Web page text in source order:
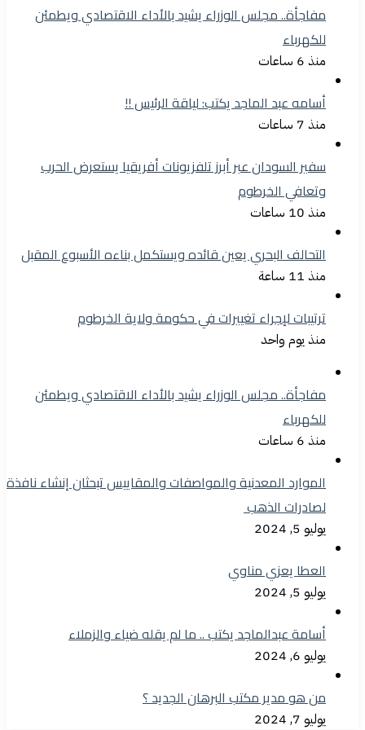
مفاجأة.. مجلس الوزراء يشيد بالأداء الاقتصادي ويطمئن
للكهرباء
منذ 6 ساعات
أسامه عبد الماجد يكتب: لياقة الرئيس !!
منذ 7 ساعات
سفير السودان عبر أبرز تلفزيونات أفريقيا يستعرض الحرب
وتعافي الخرطوم
منذ 10 ساعات
التحالف البحري يعين قائده ويستكمل بناءه الأسبوع المقبل
منذ 11 ساعة
ترتيبات لإجراء تغييرات في حكومة ولاية الخرطوم
منذ يوم واحد
مفاجأة.. مجلس الوزراء يشيد بالأداء الاقتصادي ويطمئن
للكهرباء
منذ 6 ساعات
الموارد المعدنية والمواصفات والمقاييس تبحثان إنشاء نافذة
لصادرات الذهب
يوليو 5, 2024
العطا يعزي مناوي
يوليو 5, 2024
أسامة عبدالماجد يكتب .. ما لم يقله ضياء والزملاء
يوليو 6, 2024
من هو مدير مكتب البرهان الجديد ؟
يوليو 7, 2024